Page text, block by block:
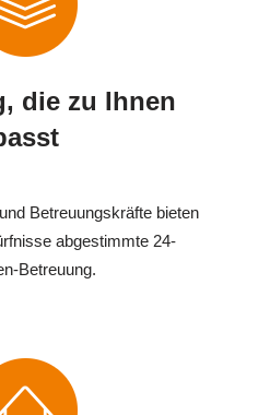
die zu Ihnen
Betreuungskräfte bieten
abgestimmte 24-
Betreuung.